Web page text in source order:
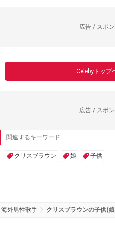
広告 / スポ
Celebyトップ
広告 / スポ
関連するキーワード
クリスブラウン 娘 子供
海外男性歌手 クリスブラウンの子供(